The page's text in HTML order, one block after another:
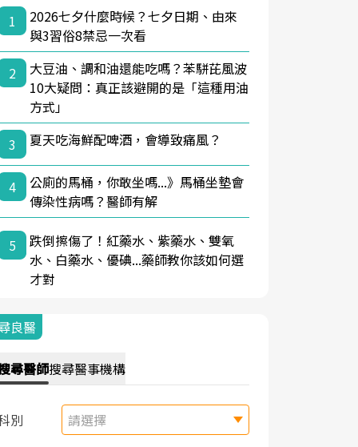
1
2026七夕什麼時候？七夕日期、由來
與3習俗8禁忌一次看
2
大豆油、調和油還能吃嗎？苯駢芘風波
10大疑問：真正該避開的是「這種用油
方式」
3
夏天吃海鮮配啤酒，會導致痛風？
4
公廁的馬桶，你敢坐嗎...》馬桶坐墊會
傳染性病嗎？醫師有解
5
跌倒擦傷了！紅藥水、紫藥水、雙氧
水、白藥水、優碘...藥師教你該如何選
才對
良醫
尋醫師搜尋醫事機構
別 請選擇